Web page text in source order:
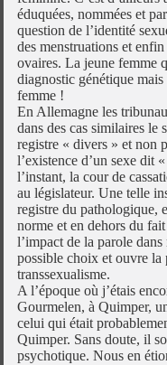
éduquées, nommées et
question de l’identité
des menstruations et
ovaires. La jeune femme
diagnostic génétique
femme !
En Allemagne les
dans des cas similaires le
registre « divers » et non
l’existence d’un sexe dit
l’instant, la cour de
au législateur. Une telle
registre du pathologique,
norme et en dehors du
l’impact de la parole
possible choix et ouvre la
transsexualisme.
A l’époque où j’étais
Gourmelen, à Quimper,
celui qui était
Quimper. Sans doute, il
psychotique. Nous en